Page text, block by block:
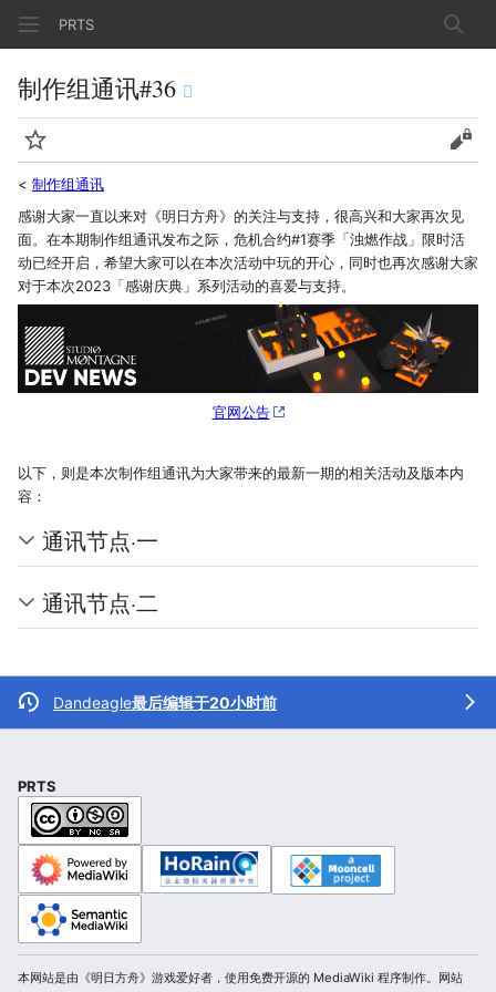
PRTS 搜索
制作组通讯#36
监视
查看
< 制作组通讯
感谢大家一直以来对《明日方舟》的关注与支持，很高兴和大家再次见
面。在本期制作组通讯发布之际，危机合约#1赛季「浊燃作战」限时活
动已经开启，希望大家可以在本次活动中玩的开心，同时也再次感谢大家
对于本次2023「感谢庆典」系列活动的喜爱与支持。
官网公告
以下，则是本次制作组通讯为大家带来的最新一期的相关活动及版本内
容：
通讯节点·一
通讯节点·二
Dandeagle最后编辑于20小时前
PRTS
本网站是由《明日方舟》游戏爱好者，使用免费开源的 MediaWiki 程序制作。网站